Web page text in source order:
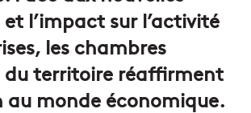
l’impact sur l’activité
les chambres
du territoire réaffirment
au monde économique.